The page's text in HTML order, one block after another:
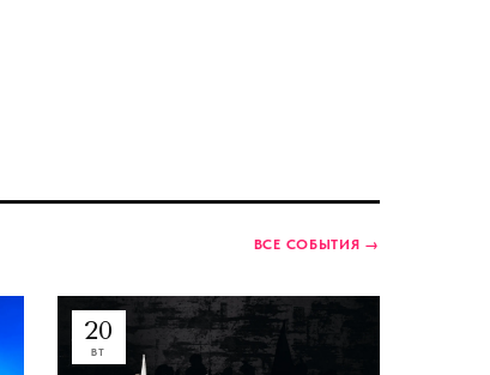
ВСЕ СОБЫТИЯ →
20
ВТ